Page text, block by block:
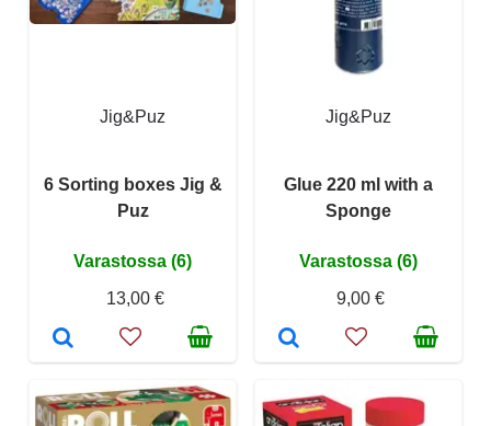
Jig&Puz
6 Sorting boxes Jig &
Puz
Varastossa (6)
13,00 €
Jig&Puz
Glue 220 ml with a
Sponge
Varastossa (6)
9,00 €